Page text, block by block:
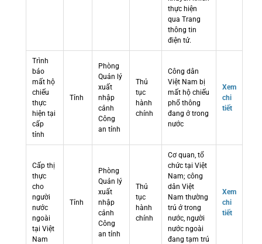
thực hiện
qua Trang
thông tin
điện tử.
Trình
báo
mất hộ
chiếu
thực
hiện tại
cấp
tỉnh
Tỉnh
Phòng
Quản lý
xuất
nhập
cảnh
Công
an tỉnh
Thủ
tục
hành
chính
Công dân
Việt Nam bị
mất hộ chiếu
phổ thông
đang ở trong
nước
Xem
chi
tiết
Cấp thị
thực
cho
người
nước
ngoài
tại Việt
Nam
Tỉnh
Phòng
Quản lý
xuất
nhập
cảnh
Công
an tỉnh
Thủ
tục
hành
chính
Cơ quan, tổ
chức tại Việt
Nam; công
dân Việt
Nam thường
trú ở trong
nước, người
nước ngoài
đang tạm trú
Xem
chi
tiết